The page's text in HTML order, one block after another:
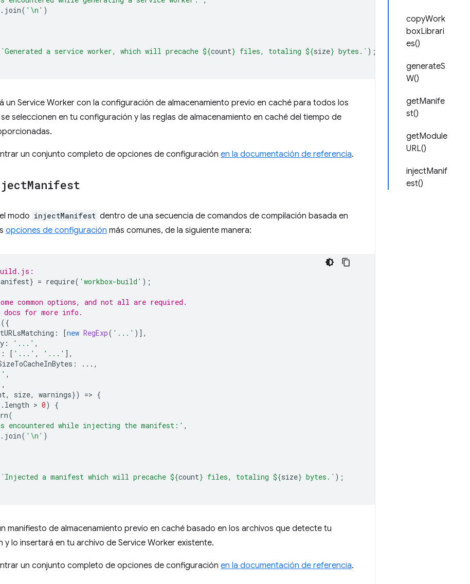
copyWork
boxLibrari
es()
generateS
W()
getManife
st()
getModule
URL()
injectManif
est()
. join( '\n' )
`Generated a service worker, which will precache ${count} files, totaling ${size} bytes.` );
un Service Worker con la configuración de almacenamiento previo en caché para todos los
seleccionen en tu configuración y las reglas de almacenamiento en caché del tiempo de
un conjunto completo de opciones de configuración en la documentación de referencia.
Manifest
modo injectManifest dentro de una secuencia de comandos de compilación basada en
opciones de configuración más comunes, de la siguiente manera:
} = require( 'workbox-build' );
common options, and not all are required.
for more info.
({
: [new RegExp( '...' )],
: '...' ,
: [ '...' , '...' ],
:
...,
,
,
, size, warnings}) => {
. length > 0)
{
(
encountered while injecting the manifest:' ,
. join( '\n' )
`Injected a manifest which will precache ${count} files, totaling ${size} bytes.` );
manifiesto de almacenamiento previo en caché basado en los archivos que detecte tu
y lo insertará en tu archivo de Service Worker existente.
un conjunto completo de opciones de configuración en la documentación de referencia.